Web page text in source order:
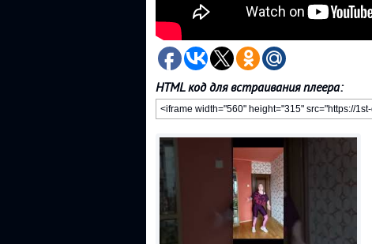
HTML код для встраивания плеера: